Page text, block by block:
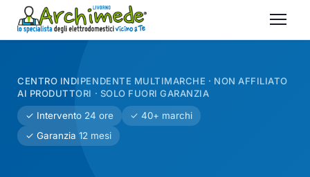
CENTRO INDIPENDENTE MULTIMARCHE · NON AFFILIATO
AI PRODUTTORI · SOLO FUORI GARANZIA
✓ Intervento 24 ore
✓ 40+ marchi
✓ Garanzia 12 mesi